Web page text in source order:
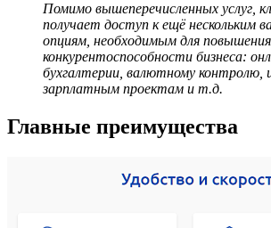
Помимо вышеперечисленных услуг,
получает доступ к ещё нескольким
опциям, необходимым для повышения
конкурентоспособности бизнеса:
бухгалтерии, валютному контролю,
зарплатным проектам и т.д.
Главные преимущества